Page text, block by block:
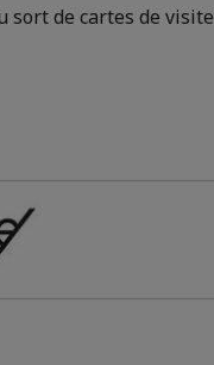
de cartes de